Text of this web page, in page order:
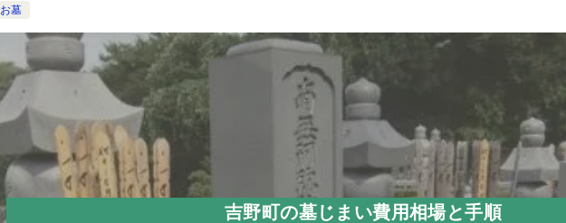
お墓
吉野町の墓じまい費用相場と手順